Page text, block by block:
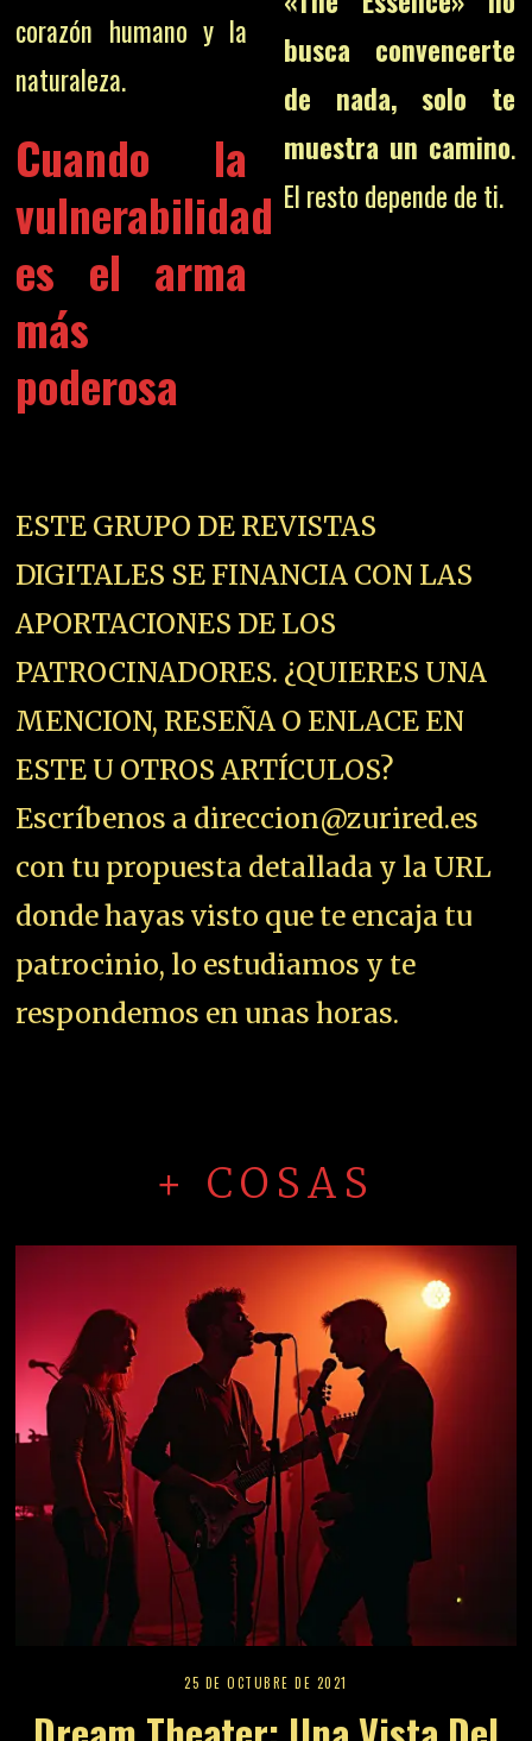
corazón humano y la
naturaleza.
Cuando la
vulnerabilidad
es el arma
más
poderosa
busca convencerte
de nada, solo te
muestra un camino.
El resto depende de ti.
ESTE GRUPO DE REVISTAS
DIGITALES SE FINANCIA CON LAS
APORTACIONES DE LOS
PATROCINADORES. ¿QUIERES UNA
MENCION, RESEÑA O ENLACE EN
ESTE U OTROS ARTÍCULOS?
Escríbenos a direccion@zurired.es
con tu propuesta detallada y la URL
donde hayas visto que te encaja tu
patrocinio, lo estudiamos y te
respondemos en unas horas.
+ COSAS
25 DE OCTUBRE DE 2021